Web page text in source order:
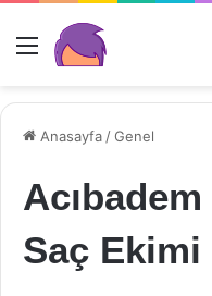
Menü
Anasayfa /Genel
Saç Ekimi